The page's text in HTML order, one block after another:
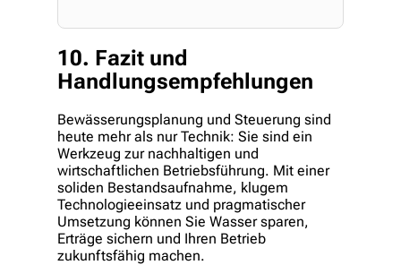
10. Fazit und
Handlungsempfehlungen
Bewässerungsplanung und Steuerung sind
heute mehr als nur Technik: Sie sind ein
Werkzeug zur nachhaltigen und
wirtschaftlichen Betriebsführung. Mit einer
soliden Bestandsaufnahme, klugem
Technologieeinsatz und pragmatischer
Umsetzung können Sie Wasser sparen,
Erträge sichern und Ihren Betrieb
zukunftsfähig machen.